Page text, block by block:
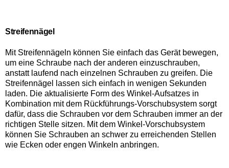
Streifennägel
Mit Streifennägeln können Sie einfach das Gerät bewegen,
um eine Schraube nach der anderen einzuschrauben,
anstatt laufend nach einzelnen Schrauben zu greifen. Die
Streifennägel lassen sich einfach in wenigen Sekunden
laden. Die aktualisierte Form des Winkel-Aufsatzes in
Kombination mit dem Rückführungs-Vorschubsystem sorgt
dafür, dass die Schrauben vor dem Schrauben immer an der
richtigen Stelle sitzen. Mit dem Winkel-Vorschubsystem
können Sie Schrauben an schwer zu erreichenden Stellen
wie Ecken oder engen Winkeln anbringen.